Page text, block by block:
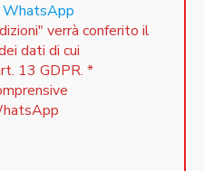
WhatsApp
verrà conferito il
dati di cui
13 GDPR. *